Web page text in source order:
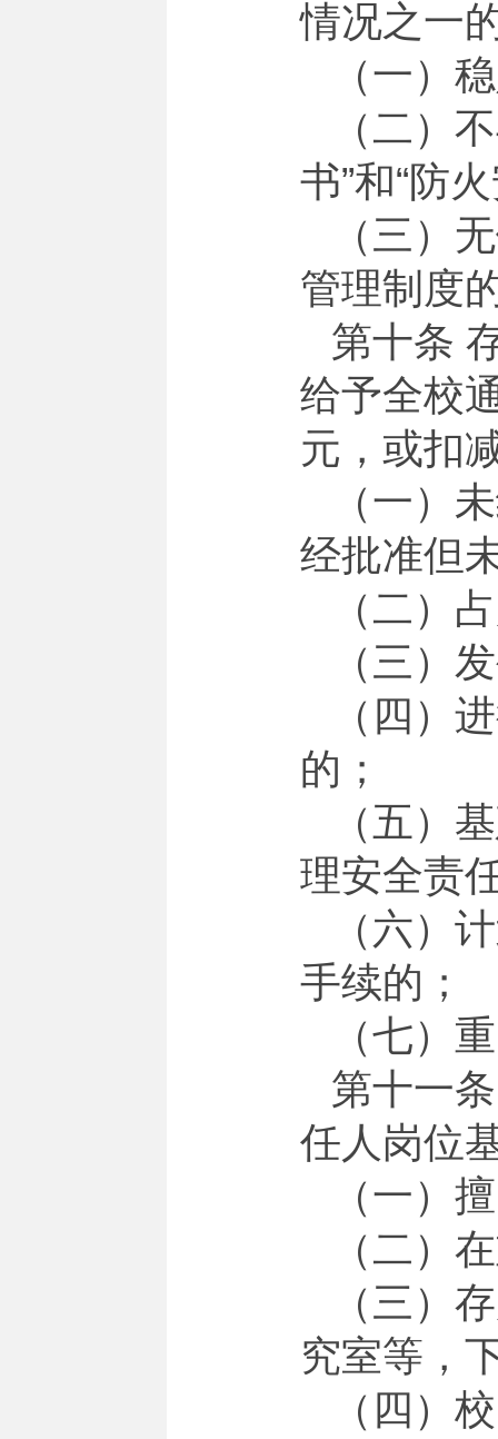
情况之一
（一）
（二）
书”和“防
（三）
管理制度
第十条
给予全校
元，或扣
（一）
经批准但
（二）
（三）
（四）
的；
（五）
理安全责
（六）
手续的；
（七）
第十一
任人岗位
（一）
（二）
（三）
究室等，
（四）